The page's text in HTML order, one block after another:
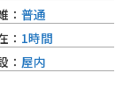
： 普通
： 1時間
： 屋内